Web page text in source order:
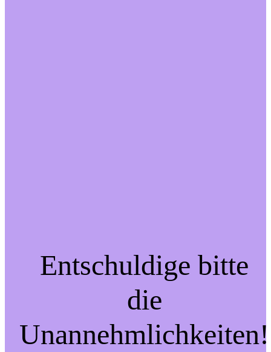
Entschuldige bitte
die
Unannehmlichkeiten!